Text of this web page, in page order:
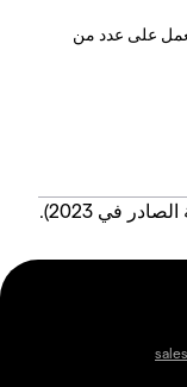
على عدد من
في 2023).